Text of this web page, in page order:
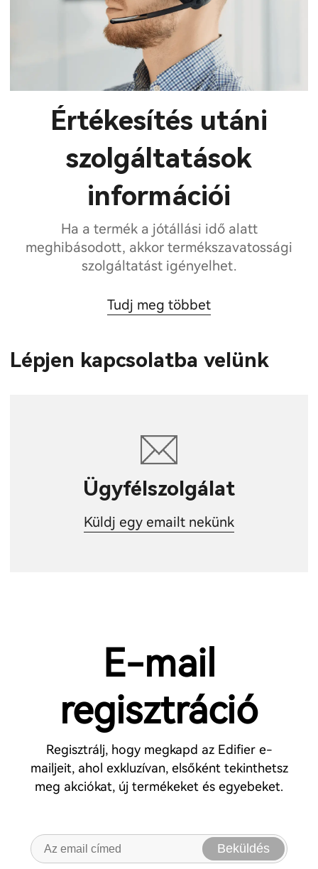
Értékesítés utáni
szolgáltatások
információi
Ha a termék a jótállási idő alatt
meghibásodott, akkor termékszavatossági
szolgáltatást igényelhet.
Tudj meg többet
Lépjen kapcsolatba velünk
Ügyfélszolgálat
Küldj egy emailt nekünk
E-mail
regisztráció
Regisztrálj, hogy megkapd az Edifier e-
mailjeit, ahol exkluzívan, elsőként tekinthetsz
meg akciókat, új termékeket és egyebeket.
Beküldés